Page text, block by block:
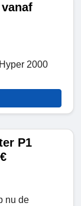
2000
P1
nu de